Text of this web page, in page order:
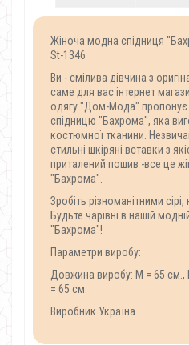
Жіноча модна спідниця
St-1346
Ви - смілива дівчина з
саме для вас інтернет
одягу "Дом-Мода" пропонує
спідницю "Бахрома", яка
костюмноїтканини .
стильні шкіряні вставки з
приталений пошив -все це
"Бахрома".
Зробіть різноманітними сірі,
Будьте чарівні в нашій
"Бахрома"!
Параметри виробу:
Довжина виробу: M = 65 см.,
= 65 см.
Виробник Україна.